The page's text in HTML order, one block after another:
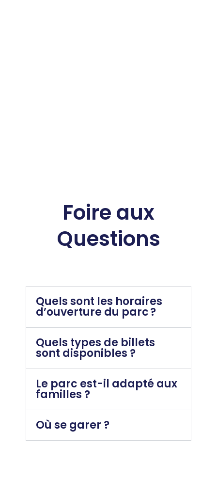
Foire aux
Questions
Quels sont les horaires
d’ouverture du parc ?
Quels types de billets
sont disponibles ?
Le parc est-il adapté aux
familles ?
Où se garer ?